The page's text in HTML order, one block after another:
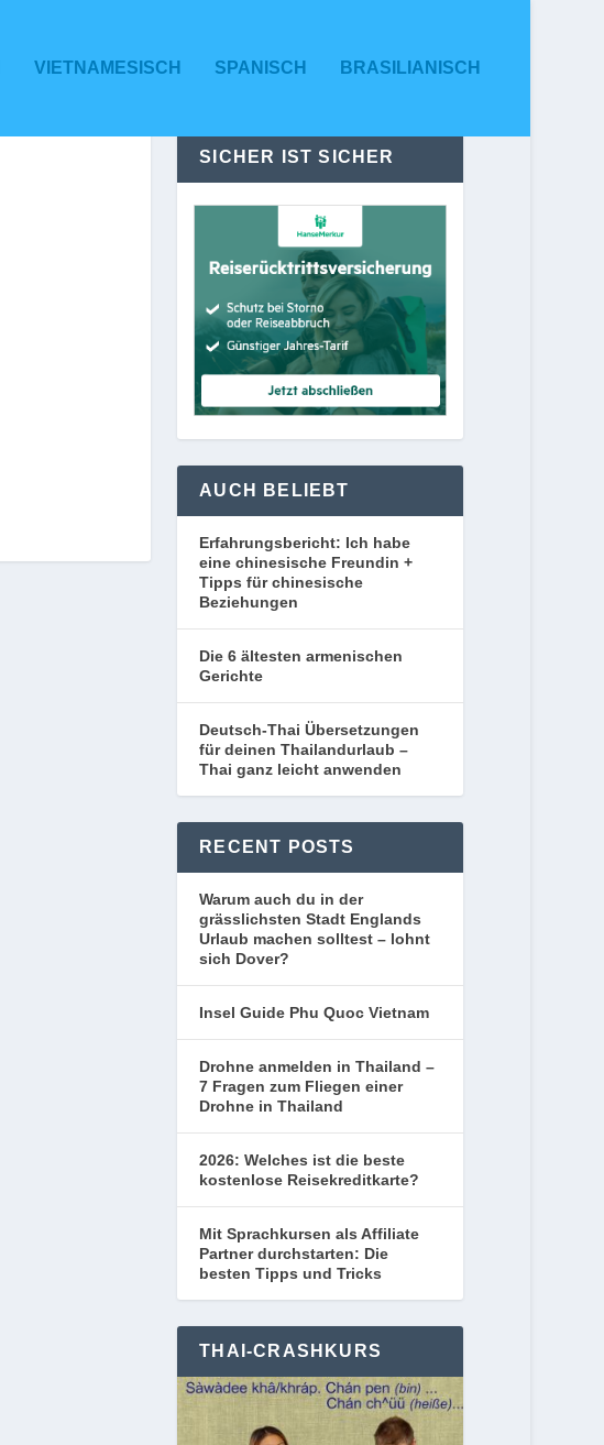
VIETNAMESISCH SPANISCH BRASILIANISCH
SICHER IST SICHER
AUCH BELIEBT
Erfahrungsbericht: Ich habe
eine chinesische Freundin +
Tipps für chinesische
Beziehungen
Die 6 ältesten armenischen
Gerichte
Deutsch-Thai Übersetzungen
für deinen Thailandurlaub –
Thai ganz leicht anwenden
RECENT POSTS
Warum auch du in der
grässlichsten Stadt Englands
Urlaub machen solltest – lohnt
sich Dover?
Insel Guide Phu Quoc Vietnam
Drohne anmelden in Thailand –
7 Fragen zum Fliegen einer
Drohne in Thailand
2026: Welches ist die beste
kostenlose Reisekreditkarte?
Mit Sprachkursen als Affiliate
Partner durchstarten: Die
besten Tipps und Tricks
THAI-CRASHKURS